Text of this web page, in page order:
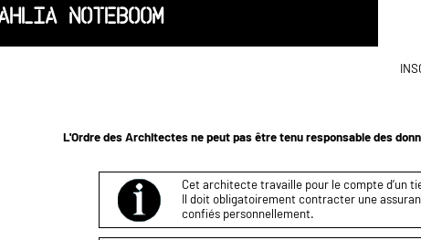
NOTEBOOM
L'Ordre des Architectes ne peut pas être tenu responsable des
Cet architecte travaille pour le compte d’un
Il doit obligatoirement contracter une
confiés personnellement.